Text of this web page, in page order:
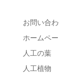
お問い合
ホームペ
人工の葉
人工植物